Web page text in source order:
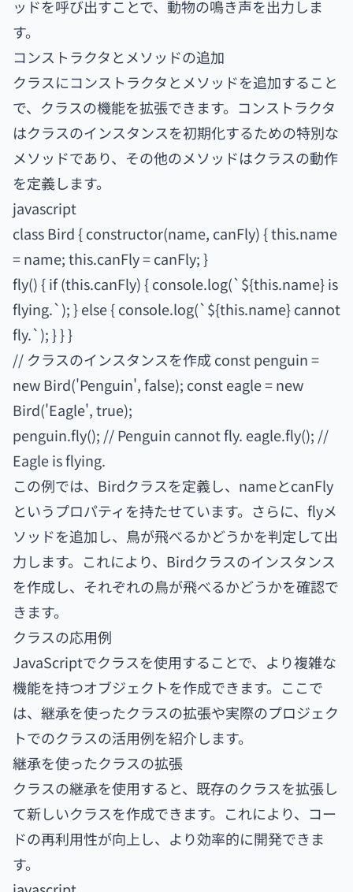
ッドを呼び出すことで、動物の鳴き声を出力しま
す。
コンストラクタとメソッドの追加
クラスにコンストラクタとメソッドを追加すること
で、クラスの機能を拡張できます。コンストラクタ
はクラスのインスタンスを初期化するための特別な
メソッドであり、その他のメソッドはクラスの動作
を定義します。
javascript
class Bird { constructor(name, canFly) { this.name
= name; this.canFly = canFly; }
fly() { if (this.canFly) { console.log(`${this.name} is
flying.`); } else { console.log(`${this.name} cannot
fly.`); } } }
// クラスのインスタンスを作成 const penguin =
new Bird('Penguin', false); const eagle = new
Bird('Eagle', true);
penguin.fly(); // Penguin cannot fly. eagle.fly(); //
Eagle is flying.
この例では、Birdクラスを定義し、nameとcanFly
というプロパティを持たせています。さらに、flyメ
ソッドを追加し、鳥が飛べるかどうかを判定して出
力します。これにより、Birdクラスのインスタンス
を作成し、それぞれの鳥が飛べるかどうかを確認で
きます。
クラスの応用例
JavaScriptでクラスを使用することで、より複雑な
機能を持つオブジェクトを作成できます。ここで
は、継承を使ったクラスの拡張や実際のプロジェク
トでのクラスの活用例を紹介します。
継承を使ったクラスの拡張
クラスの継承を使用すると、既存のクラスを拡張し
て新しいクラスを作成できます。これにより、コー
ドの再利用性が向上し、より効率的に開発できま
す。